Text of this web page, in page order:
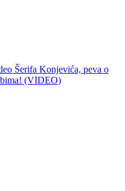
Šerifa Konjevića, peva o
(VIDEO)